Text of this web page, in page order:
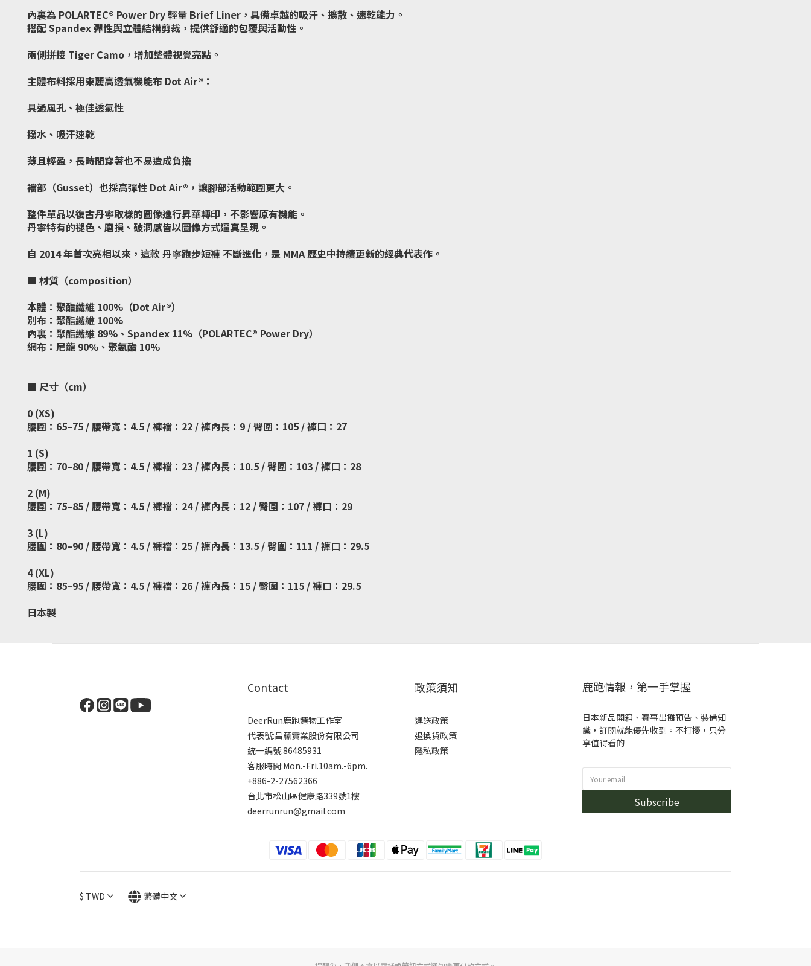
內裏為 POLARTEC® Power Dry 輕量 Brief Liner，具備卓越的吸汗、擴散、速乾能力。
搭配 Spandex 彈性與立體結構剪裁，提供舒適的包覆與活動性。
兩側拼接 Tiger Camo，增加整體視覺亮點。
主體布料採用東麗高透氣機能布 Dot Air®：
具通風孔、極佳透氣性
撥水、吸汗速乾
薄且輕盈，長時間穿著也不易造成負擔
襠部（Gusset）也採高彈性 Dot Air®，讓腳部活動範圍更大。
整件單品以復古丹寧取樣的圖像進行昇華轉印，不影響原有機能。
丹寧特有的褪色、磨損、破洞感皆以圖像方式逼真呈現。
自 2014 年首次亮相以來，這款 丹寧跑步短褲 不斷進化，是 MMA 歷史中持續更新的經典代表作。
■ 材質（composition）
本體：聚酯纖維 100%（Dot Air®）
別布：聚酯纖維 100%
內裏：聚酯纖維 89%、Spandex 11%（POLARTEC® Power Dry）
網布：尼龍 90%、聚氨酯 10%
■ 尺寸（cm）
0 (XS)
腰圍：65–75 / 腰帶寬：4.5 / 褲襠：22 / 褲內長：9 / 臀圍：105 / 褲口：27
1 (S)
腰圍：70–80 / 腰帶寬：4.5 / 褲襠：23 / 褲內長：10.5 / 臀圍：103 / 褲口：28
2 (M)
腰圍：75–85 / 腰帶寬：4.5 / 褲襠：24 / 褲內長：12 / 臀圍：107 / 褲口：29
3 (L)
腰圍：80–90 / 腰帶寬：4.5 / 褲襠：25 / 褲內長：13.5 / 臀圍：111 / 褲口：29.5
4 (XL)
腰圍：85–95 / 腰帶寬：4.5 / 褲襠：26 / 褲內長：15 / 臀圍：115 / 褲口：29.5
日本製
Contact
DeerRun鹿跑選物工作室
代表號:昌藤實業股份有限公司
統一編號:86485931
客服時間:Mon.-Fri.10am.-6pm.
+886-2-27562366
台北市松山區健康路339號1樓
deerrunrun@gmail.com
政策須知
運送政策
退換貨政策
隱私政策
鹿跑情報，第一手掌握
日本新品開箱、賽事出攤預告、裝備知
識，訂閱就能優先收到。不打擾，只分
享值得看的
Subscribe
$ TWD 繁體中文